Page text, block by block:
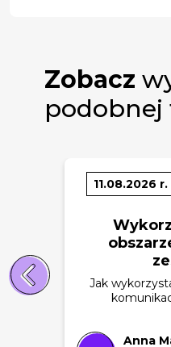
Zobacz
podobnej
11.08.2026 r.
Jak
Anna